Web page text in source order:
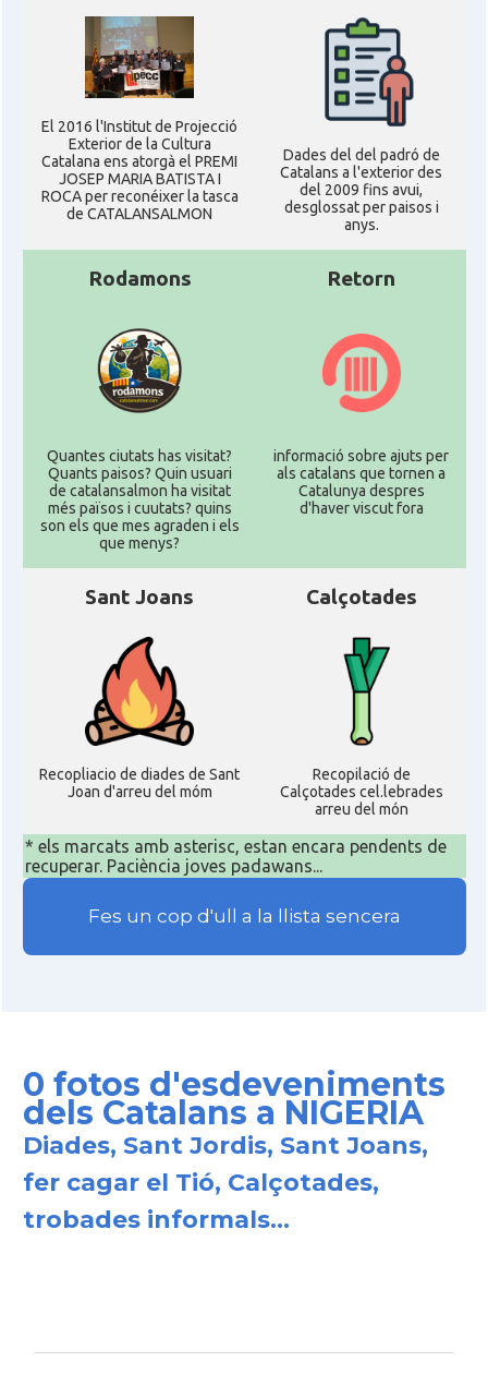
El 2016 l'Institut de Projecció
Exterior de la Cultura
Catalana ens atorgà el PREMI
JOSEP MARIA BATISTA I
ROCA per reconéixer la tasca
de CATALANSALMON
Dades del del padró de
Catalans a l'exterior des
del 2009 fins avui,
desglossat per paisos i
anys.
Rodamons
Quantes ciutats has visitat?
Quants paisos? Quin usuari
de catalansalmon ha visitat
més països i cuutats? quins
son els que mes agraden i els
que menys?
Retorn
informació sobre ajuts per
als catalans que tornen a
Catalunya despres
d'haver viscut fora
Sant Joans
Recopliacio de diades de Sant
Joan d'arreu del móm
Calçotades
Recopilació de
Calçotades cel.lebrades
arreu del món
* els marcats amb asterisc, estan encara pendents de
recuperar. Paciència joves padawans...
Fes un cop d'ull a la llista sencera
0 fotos d'esdeveniments
dels Catalans a NIGERIA
Diades, Sant Jordis, Sant Joans,
fer cagar el Tió, Calçotades,
trobades informals...